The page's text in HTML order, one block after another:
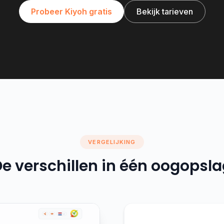
Probeer Kiyoh gratis Bekijk tarieven
VERGELIJKING
verschillen in één